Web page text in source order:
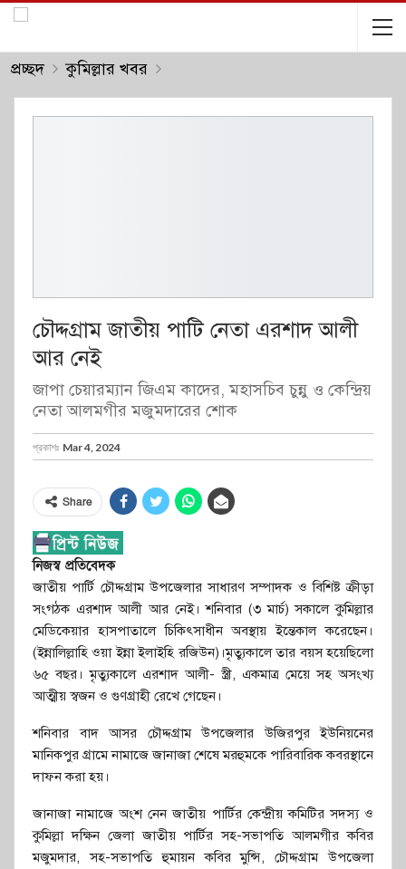
প্রচ্ছদ কুমিল্লার খবর
চৌদ্দগ্রাম জাতীয় পাটি নেতা এরশাদ আলী
আর নেই
জাপা চেয়ারম্যান জিএম কাদের, মহাসচিব চুন্নু ও কেন্দ্রিয়
নেতা আলমগীর মজুমদারের শোক
প্রকাশঃ Mar 4, 2024
Share
নিজস্ব প্রতিবেদক
জাতীয় পার্টি চৌদ্দগ্রাম উপজেলার সাধারণ সম্পাদক ও বিশিষ্ট ক্রীড়া
সংগঠক এরশাদ আলী আর নেই। শনিবার (৩ মার্চ) সকালে কুমিল্লার
মেডিকেয়ার হাসপাতালে চিকিৎসাধীন অবস্থায় ইন্তেকাল করেছেন।
(ইন্নালিল্লাহি ওয়া ইন্না ইলাইহি রজিউন)।মৃত্যুকালে তার বয়স হয়েছিলো
৬৫ বছর। মৃত্যুকালে এরশাদ আলী- স্ত্রী, একমাত্র মেয়ে সহ অসংখ্য
আত্মীয় স্বজন ও গুণগ্রাহী রেখে গেছেন।
শনিবার বাদ আসর চৌদ্দগ্রাম উপজেলার উজিরপুর ইউনিয়নের
মানিকপুর গ্রামে নামাজে জানাজা শেষে মরহুমকে পারিবারিক কবরস্থানে
দাফন করা হয়।
জানাজা নামাজে অংশ নেন জাতীয় পার্টির কেন্দ্রীয় কমিটির সদস্য ও
কুমিল্লা দক্ষিন জেলা জাতীয় পার্টির সহ-সভাপতি আলমগীর কবির
মজুমদার, সহ-সভাপতি হুমায়ন কবির মুন্সি, চৌদ্দগ্রাম উপজেলা